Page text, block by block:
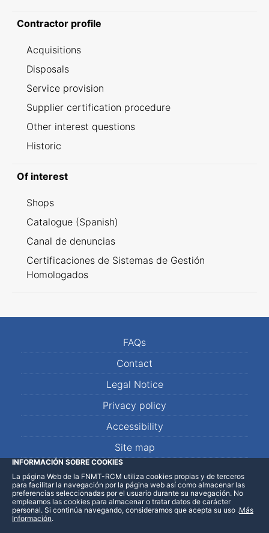
Contractor profile
Acquisitions
Disposals
Service provision
Supplier certification procedure
Other interest questions
Historic
Of interest
Shops
Catalogue (Spanish)
Canal de denuncias
Certificaciones de Sistemas de Gestión
Homologados
FAQs
Contact
Legal Notice
Privacy policy
Accessibility
Site map
LinkedInFacebookWhatsApp
INFORMACIÓN SOBRE COOKIES
La página Web de la FNMT-RCM utiliza cookies propias y de terceros
para facilitar la navegación por la página web así como almacenar las
preferencias seleccionadas por el usuario durante su navegación. No
empleamos las cookies para almacenar o tratar datos de carácter
personal. Si continúa navegando, consideramos que acepta su uso .Más
Información.